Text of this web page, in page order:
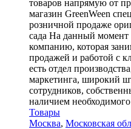
товаров напрямую от
магазин GreenWeen
розничной продаже
сада На данный момент
компанию, которая
продажей и работой с
есть отдел
маркетинга, широкий
сотрудников,
наличием необходимого
Товары
Москва, Московская